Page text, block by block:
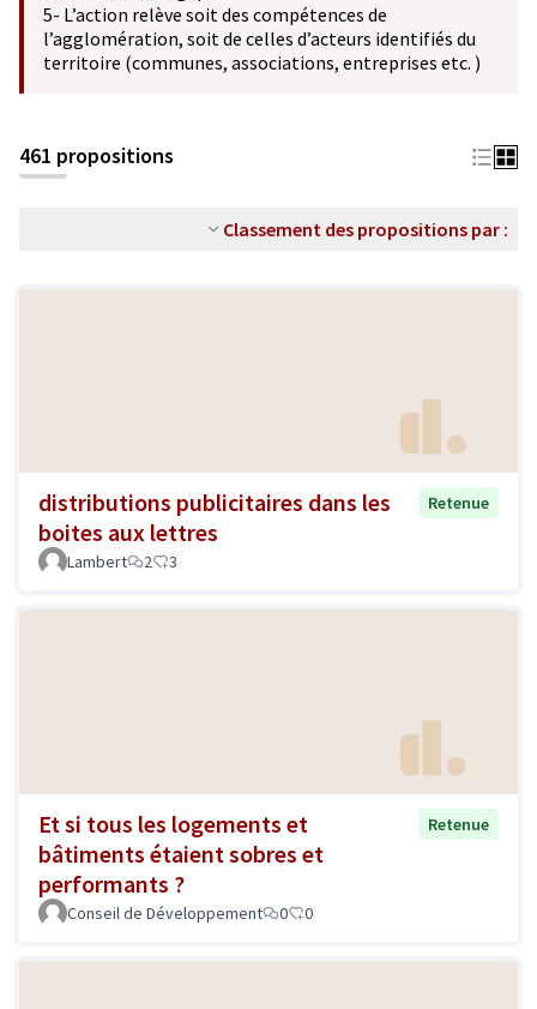
5- L’action relève soit des compétences de
l’agglomération, soit de celles d’acteurs identifiés du
territoire (communes, associations, entreprises etc. )
461 propositions
Classement des propositions par :
distributions publicitaires dans les
boites aux lettres
Retenue
Lambert 2 3
Et si tous les logements et
bâtiments étaient sobres et
performants ?
Retenue
Conseil de Développement 0 0